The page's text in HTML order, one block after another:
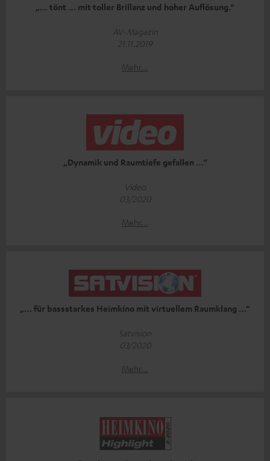
„… tönt … mit toller Brillanz und hoher Auflösung.“
AV-Magazin
21.11.2019
Mehr...
„Dynamik und Raumtiefe gefallen …“
Video
03/2020
Mehr...
„… für bassstarkes Heimkino mit virtuellem Raumklang …“
Satvision
03/2020
Mehr...